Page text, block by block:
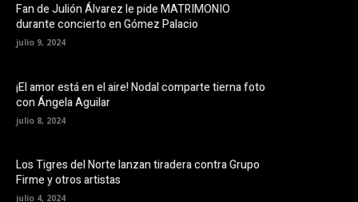
Fan de Julión Álvarez le pide MATRIMONIO
durante concierto en Gómez Palacio
julio 9, 2024
¡El amor está en el aire! Nodal comparte tierna foto
con Ángela Aguilar
julio 8, 2024
Los Tigres del Norte lanzan tiradera contra Grupo
Firme y otros artistas
julio 4, 2024